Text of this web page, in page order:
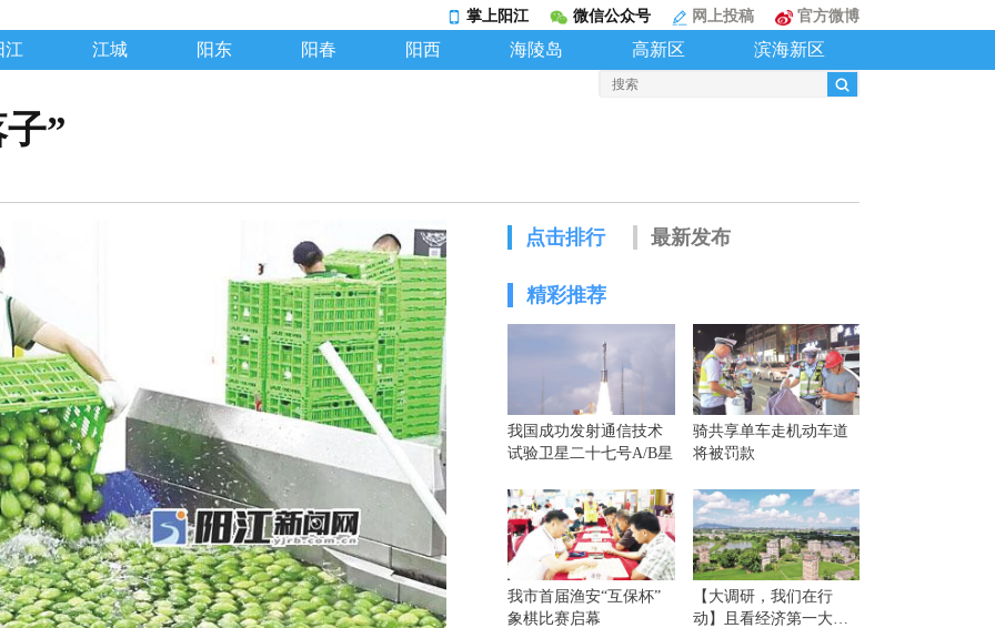
掌上阳江 微信公众号 网上投稿 官方微博
江 江城 阳东 阳春 阳西 海陵岛 高新区 滨海新区
”
点击排行 最新发布
精彩推荐
我国成功发射通信技术
试验卫星二十七号A/B星
骑共享单车走机动车道
将被罚款
我市首届渔安“互保杯”
象棋比赛启幕
【大调研，我们在行
动】且看经济第一大省